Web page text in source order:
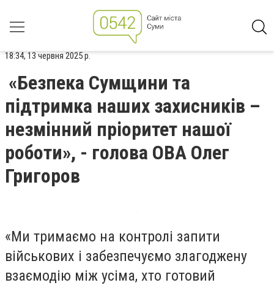
18:34, 13 червня 2025 р.
«Безпека Сумщини та
підтримка наших захисників –
незмінний пріоритет нашої
роботи», - голова ОВА Олег
Григоров
«Ми тримаємо на контролі запити
військових і забезпечуємо злагоджену
взаємодію між усіма, хто готовий